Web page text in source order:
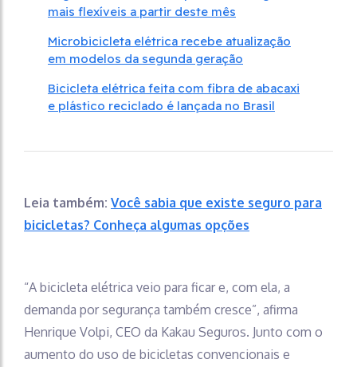
mais flexíveis a partir deste mês
Microbicicleta elétrica recebe atualização
em modelos da segunda geração
Bicicleta elétrica feita com fibra de abacaxi
e plástico reciclado é lançada no Brasil
Leia também: Você sabia que existe seguro para
bicicletas? Conheça algumas opções
“A bicicleta elétrica veio para ficar e, com ela, a
demanda por segurança também cresce”, afirma
Henrique Volpi, CEO da Kakau Seguros. Junto com o
aumento do uso de bicicletas convencionais e